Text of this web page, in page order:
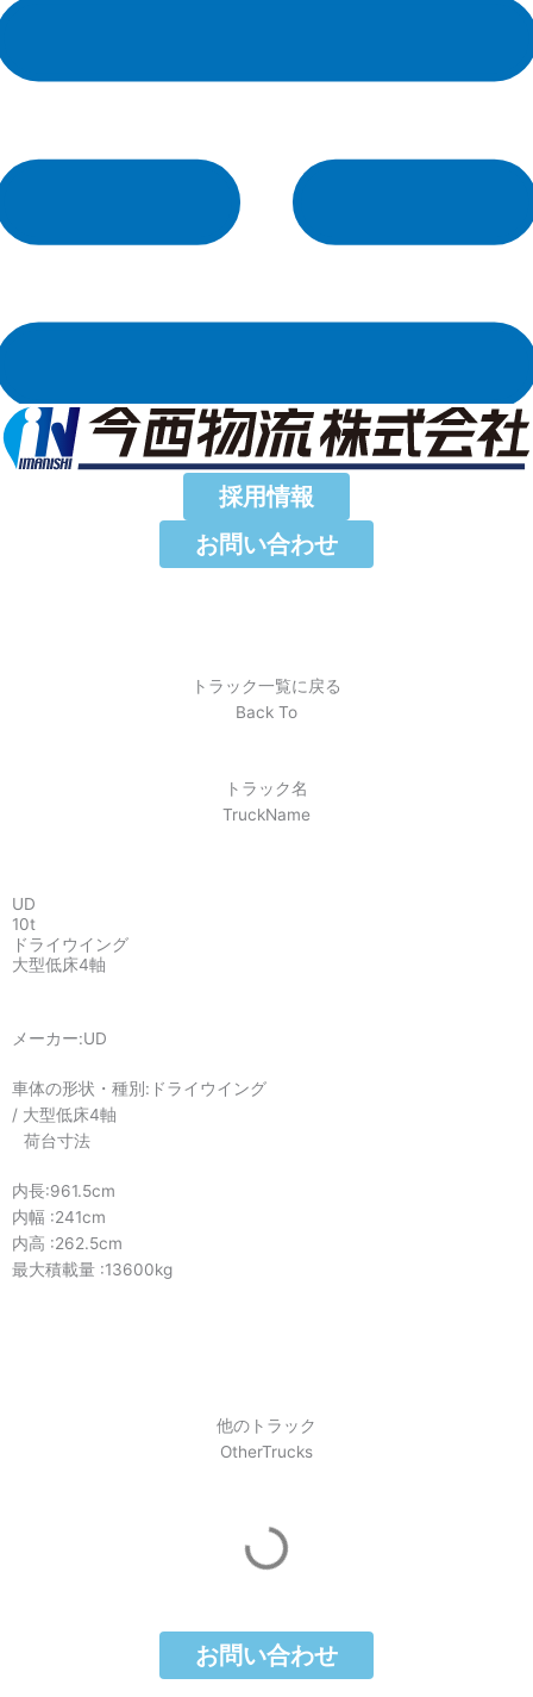
内
を
プ
採用情報
お問い合わせ
トラック一覧に戻る
Back To
トラック名
TruckName
UD
10t
ドライウイング
大型低床4軸
メーカー:UD
車体の形状・種別: ドライウイング
/ 大型低床4軸
荷台寸法
内長:961.5cm
内幅 :241cm
内高 :262.5cm
最大積載量 :13600kg
他のトラック​
OtherTrucks
お問い合わせ